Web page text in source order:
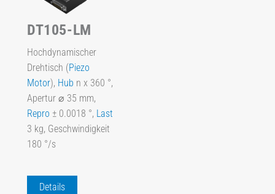
DT105-LM
Hochdynamischer
Drehtisch (Piezo
Motor), Hub n x 360 °,
Apertur ⌀ 35 mm,
Repro ± 0.0018 °, Last
3 kg, Geschwindigkeit
180 °/s
Details